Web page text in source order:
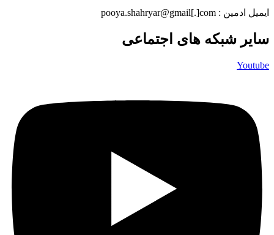
ایمیل ادمین : pooya.shahryar@gmail[.]com
سایر شبکه های اجتماعی
Youtube